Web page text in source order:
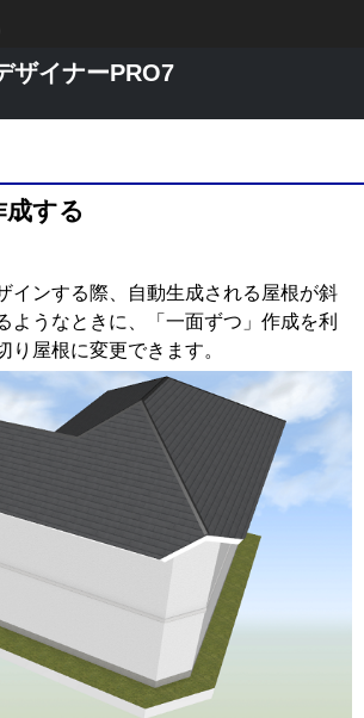
ザイナーPRO7
成する
インする際、自動生成される屋根が斜
ようなときに、「一面ずつ」作成を利
り屋根に変更できます。